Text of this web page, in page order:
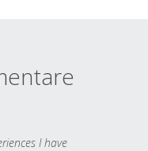
I have